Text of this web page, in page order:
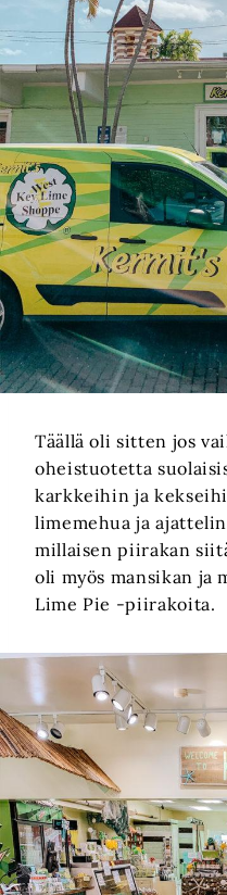
Täällä oli sitten jos
oheistuotetta
karkkeihin ja
limemehua ja
millaisen piirakan
oli myös mansikan ja
Lime Pie -piirakoita.